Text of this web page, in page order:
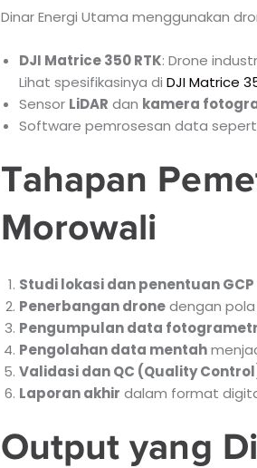
Dinar Energi Utama menggunakan
DJI Matrice 350 RTK: Drone
Lihat spesifikasinya di DJI Matrice
Sensor LiDAR dan kamera
Software pemrosesan data
Tahapan
Morowali
Studi lokasi dan penentuan
Penerbangan dronedengan pola
Pengumpulan data
Pengolahan data mentah
Validasi dan QC (Quality
Laporan akhir dalam format
Output yang